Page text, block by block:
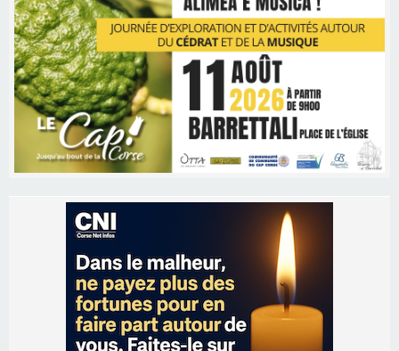
Les brèves
06/08/2026 15:57
Ucciani – Marché des producteurs à Cruculi le